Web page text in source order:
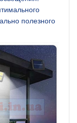
полезного